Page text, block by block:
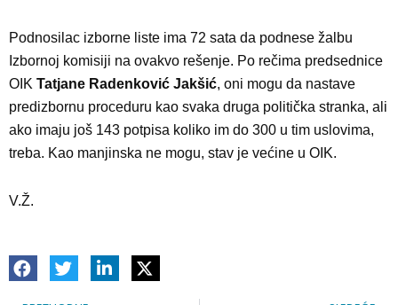
Podnosilac izborne liste ima 72 sata da podnese žalbu
Izbornoj komisiji na ovakvo rešenje. Po rečima predsednice
OIK Tatjane Radenković Jakšić, oni mogu da nastave
predizbornu proceduru kao svaka druga politička stranka, ali
ako imaju još 143 potpisa koliko im do 300 u tim uslovima,
treba. Kao manjinska ne mogu, stav je većine u OIK.
V.Ž.